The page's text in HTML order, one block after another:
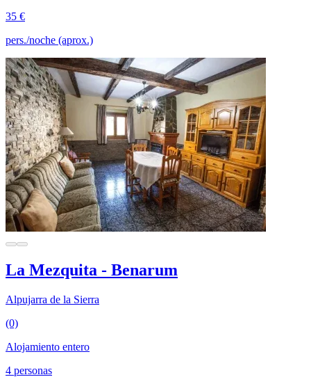
35 €
pers./noche (aprox.)
La Mezquita - Benarum
Alpujarra de la Sierra
(0)
Alojamiento entero
4 personas